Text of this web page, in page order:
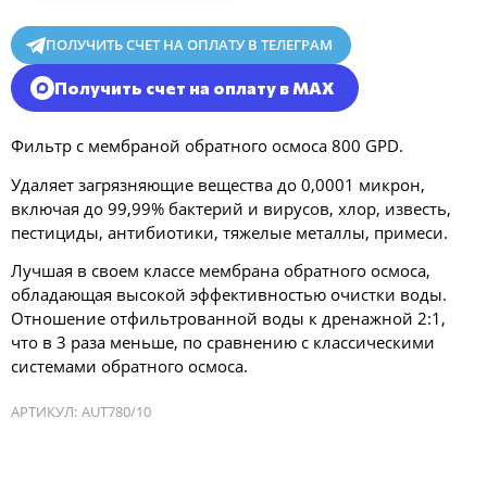
ПОЛУЧИТЬ СЧЕТ НА ОПЛАТУ В ТЕЛЕГРАМ
Получить счет на оплату в MAX
Фильтр с мембраной обратного осмоса 800 GPD.
Удаляет загрязняющие вещества до 0,0001 микрон,
включая до 99,99% бактерий и вирусов, хлор, известь,
пестициды, антибиотики, тяжелые металлы, примеси.
Лучшая в своем классе мембрана обратного осмоса,
обладающая высокой эффективностью очистки воды.
Отношение отфильтрованной воды к дренажной 2:1,
что в 3 раза меньше, по сравнению с классическими
системами обратного осмоса.
АРТИКУЛ: AUT780/10